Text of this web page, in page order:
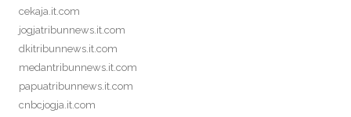
cekaja.it.com
jogjatribunnews.it.com
dkitribunnews.it.com
medantribunnews.it.com
papuatribunnews.it.com
cnbcjogja.it.com